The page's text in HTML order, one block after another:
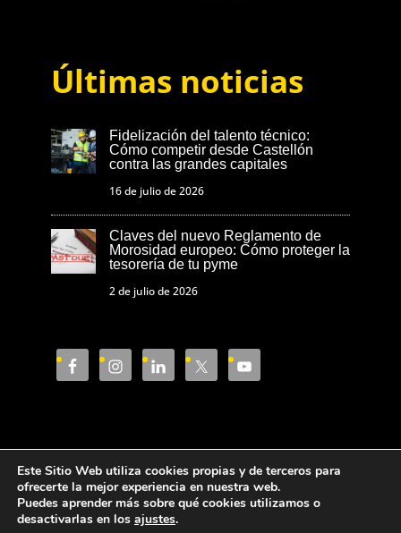
Últimas noticias
Fidelización del talento técnico:
Cómo competir desde Castellón
contra las grandes capitales
16 de julio de 2026
Claves del nuevo Reglamento de
Morosidad europeo: Cómo proteger la
tesorería de tu pyme
2 de julio de 2026
Aviso Legal
Política de privacidad
Política de cookies
Este Sitio Web utiliza cookies propias y de terceros para
ofrecerte la mejor experiencia en nuestra web.
Puedes aprender más sobre qué cookies utilizamos o
desactivarlas en los ajustes.